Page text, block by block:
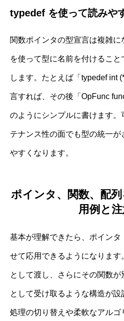
typedef を使って読みや
関数ポインタの型宣言は複雑
を使って型に名前を付けるこ
します。たとえば「typedef int
言すれば、その後「OpFunc
のようにシンプルに書けます
テナンス性の面でも型の統一
やすくなります。
ポインタ、関数、配
用例と
基本が理解できたら、ポイン
せて応用できるようになります
として渡し、さらにその関数
として受け取るような構造が
処理の切り替えや柔軟なアルゴ